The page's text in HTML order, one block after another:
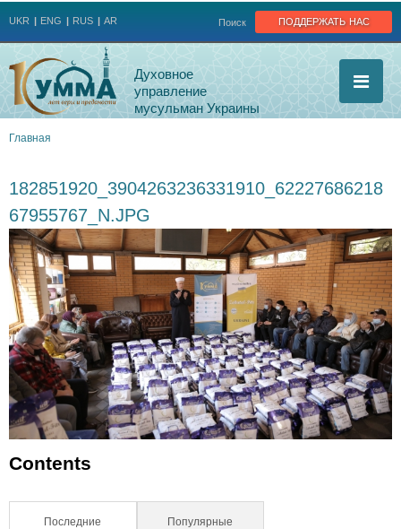
поддержать нас
Поиск
UKR ENG RUS AR
Духовное
управление
мусульман Украины
Главная
182851920_3904263236331910_62227686218
67955767_N.JPG
Contents
Последние (активная вкладка)Популярные